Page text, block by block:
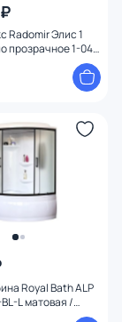
Radomir Элис 1
прозрачное 1-04-
Royal Bath ALP
L матовая /